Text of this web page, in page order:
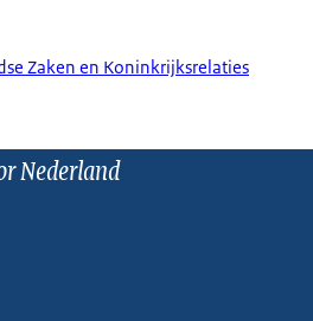
Zaken en Koninkrijksrelaties
Nederland